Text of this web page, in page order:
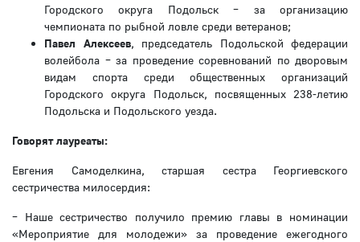
Городского округа Подольск – за организацию
чемпионата по рыбной ловле среди ветеранов;
Павел Алексеев, председатель Подольской федерации
волейбола – за проведение соревнований по дворовым
видам спорта среди общественных организаций
Городского округа Подольск, посвященных 238-летию
Подольска и Подольского уезда.
Говорят лауреаты:
Евгения Самоделкина, старшая сестра Георгиевского
сестричества милосердия:
– Наше сестричество получило премию главы в номинации
«Мероприятие для молодежи» за проведение ежегодного